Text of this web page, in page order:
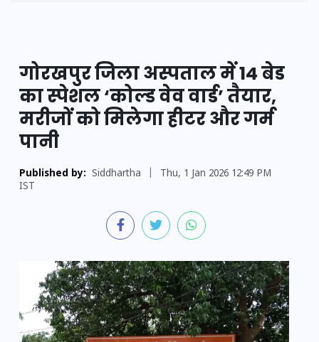
गोरखपुर जिला अस्पताल में 14 बेड
का स्पेशल ‘कोल्ड वेव वार्ड’ तैयार,
मरीजों को मिलेगा हीटर और गर्म
पानी
Published by: Siddhartha
Thu, 1 Jan 2026 12:49 PM
IST